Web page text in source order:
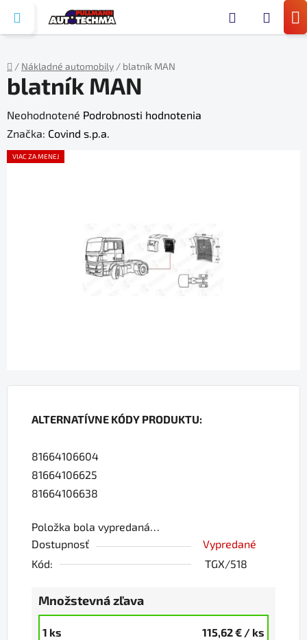
obsah
Domov
/ Nákladné automobily / blatník MAN
ALTERNATÍVNE KÓDY PRODUKTU:
81664106604
81664106625
81664106638
Položka bola vypredaná…
Dostupnosť
Vypredané
Kód:
TGX/518
Množstevná zľava
1 ks 115,62 € / ks
blatník MAN
Priemerné
hodnotenie
produktu
Neohodnotené Podrobnosti hodnotenia
Značka: Covind s.p.a.
VIAC ZA MENEJ